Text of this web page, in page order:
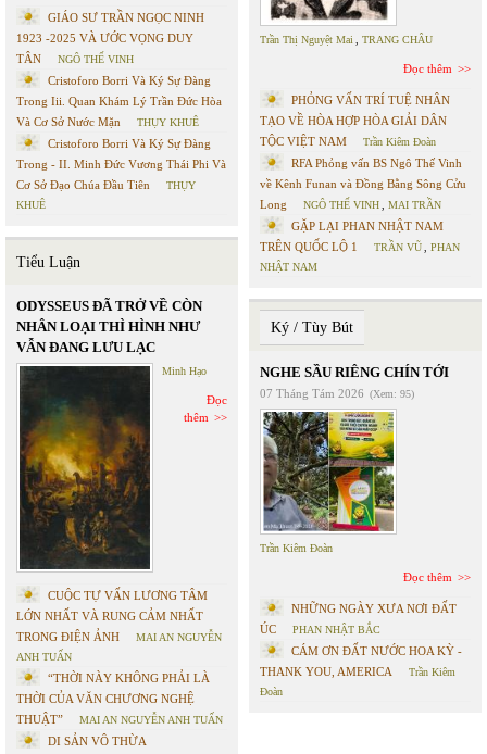
GIÁO SƯ TRẦN NGỌC NINH
1923 -2025 VÀ ƯỚC VỌNG DUY
TÂN
NGÔ THẾ VINH
Cristoforo Borri Và Ký Sự Đàng
Trong Iii. Quan Khám Lý Trần Đức Hòa
Và Cơ Sở Nước Mặn
THỤY KHUÊ
Cristoforo Borri Và Ký Sự Đàng
Trong - II. Minh Đức Vương Thái Phi Và
Cơ Sở Đạo Chúa Đầu Tiên
THỤY
KHUÊ
Tiểu Luận
ODYSSEUS ĐÃ TRỞ VỀ CÒN
NHÂN LOẠI THÌ HÌNH NHƯ
VẪN ĐANG LƯU LẠC
Minh Hạo
Đọc
thêm
CUỘC TỰ VẤN LƯƠNG TÂM
LỚN NHẤT VÀ RUNG CẢM NHẤT
TRONG ĐIỆN ẢNH
MAI AN NGUYỄN
ANH TUẤN
“THỜI NÀY KHÔNG PHẢI LÀ
THỜI CỦA VĂN CHƯƠNG NGHỆ
THUẬT”
MAI AN NGUYỄN ANH TUẤN
DI SẢN VÔ THỪA
Trần Thị Nguyệt Mai, TRANG CHÂU
Đọc thêm
PHỎNG VẤN TRÍ TUỆ NHÂN
TẠO VỀ HÒA HỢP HÒA GIẢI DÂN
TỘC VIỆT NAM
Trần Kiêm Đoàn
RFA Phỏng vấn BS Ngô Thế Vinh
về Kênh Funan và Đồng Bằng Sông Cửu
Long
NGÔ THẾ VINH, MAI TRẦN
GẶP LẠI PHAN NHẬT NAM
TRÊN QUỐC LỘ 1
TRẦN VŨ, PHAN
NHẬT NAM
Ký / Tùy Bút
NGHE SẦU RIÊNG CHÍN TỚI
07 Tháng Tám 2026 (Xem: 95)
Trần Kiêm Đoàn
Đọc thêm
NHỮNG NGÀY XƯA NƠI ĐẤT
ÚC
PHAN NHẬT BẮC
CÁM ƠN ĐẤT NƯỚC HOA KỲ -
THANK YOU, AMERICA
Trần Kiêm
Đoàn